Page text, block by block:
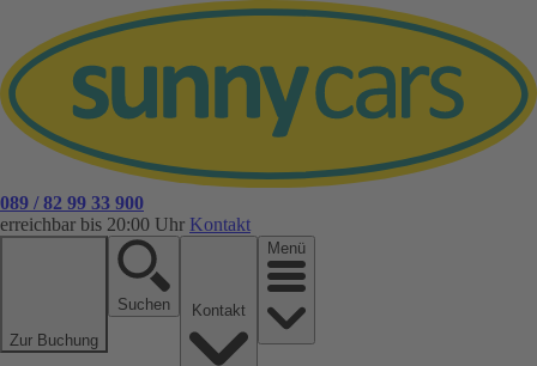
089 / 82 99 33 900
erreichbar bis 20:00 Uhr Kontakt
Zur Buchung
Suchen
Menü